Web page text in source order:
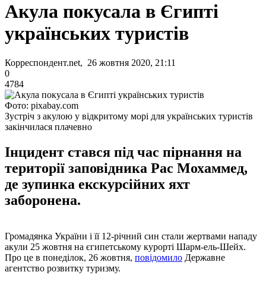
Акула покусала в Єгипті
українських туристів
Корреспондент.net, 26 жовтня 2020, 21:11
0
4784
Фото: pixabay.com
Зустріч з акулою у відкритому морі для українських туристів
закінчилася плачевно
Інцидент стався під час пірнання на
території заповідника Рас Мохаммед,
де зупинка екскурсійних яхт
заборонена.
Громадянка України і її 12-річний син стали жертвами нападу
акули 25 жовтня на єгипетському курорті Шарм-ель-Шейх.
Про це в понеділок, 26 жовтня, повідомило Державне
агентство розвитку туризму.